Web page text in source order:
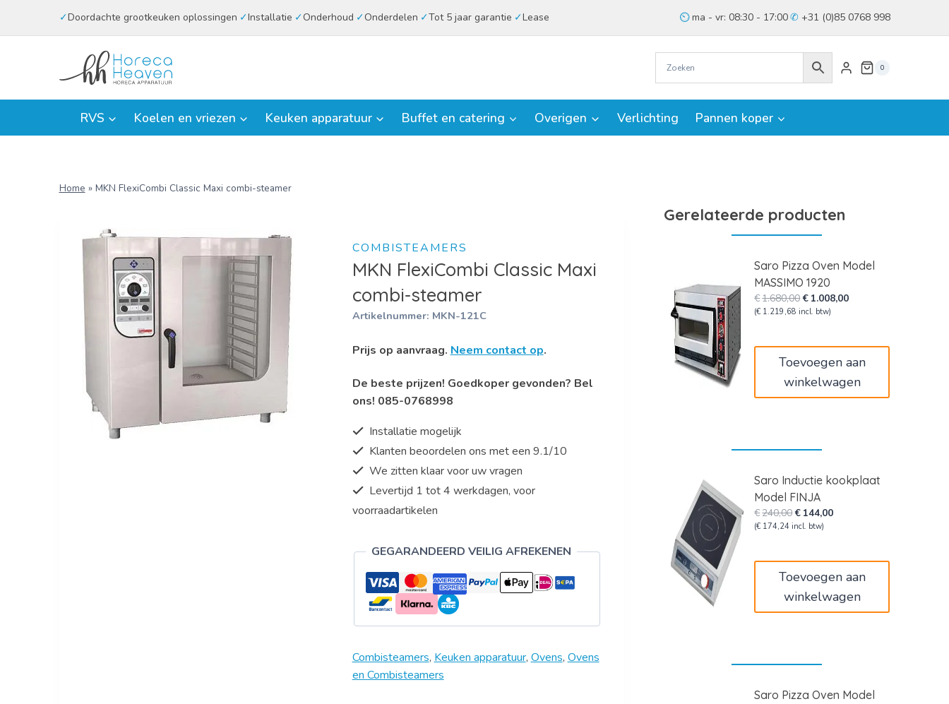
Doordachte grootkeuken oplossingen Installatie Onderhoud Onderdelen Tot 5 jaar garantie Lease ma - vr: 08:30 - 17:00 +31 (0)85 0768 998
0
RVS Koelen en vriezen Keuken apparatuur Buffet en catering Overigen Verlichting Pannen koper
Home » MKN FlexiCombi Classic Maxi combi-steamer
COMBISTEAMERS
MKN FlexiCombi Classic Maxi
combi-steamer
Artikelnummer: MKN-121C
Prijs op aanvraag. Neem contact op.
De beste prijzen! Goedkoper gevonden? Bel
ons! 085-0768998
Installatie mogelijk
Klanten beoordelen ons met een 9.1/10
We zitten klaar voor uw vragen
Levertijd 1 tot 4 werkdagen, voor
voorraadartikelen
GEGARANDEERD VEILIG AFREKENEN
Combisteamers, Keuken apparatuur, Ovens, Ovens
en Combisteamers
Gerelateerde producten
Saro Pizza Oven Model
MASSIMO 1920
€1.680,00Oorspronkelijke
prijs
€ 1.008,00Huidige
(€ 1.219,68 incl. btw)
Toevoegen aan
winkelwagen
Saro Inductie kookplaat
Model FINJA
€240,00Oorspronkelijke
prijs
€ 144,00Huidige
(€ 174,24 incl. btw)
Toevoegen aan
winkelwagen
Saro Pizza Oven Model